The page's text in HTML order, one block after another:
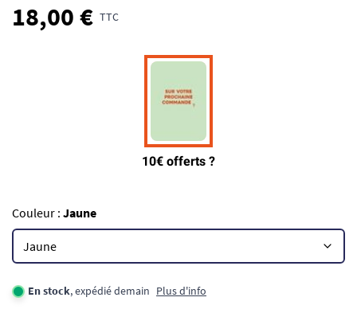
18,00 € TTC
Couleur : Jaune
En stock, expédié demain Plus d'info